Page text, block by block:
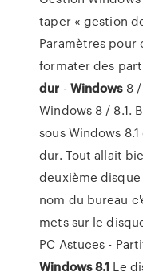
taper « gestion
Paramètres
formater des
dur -Windows8
Windows 8 / 8.1.
sous Windows
dur. Tout allait
deuxième
nom du bureau
mets sur le
PC Astuces -
Windows8.1 Le